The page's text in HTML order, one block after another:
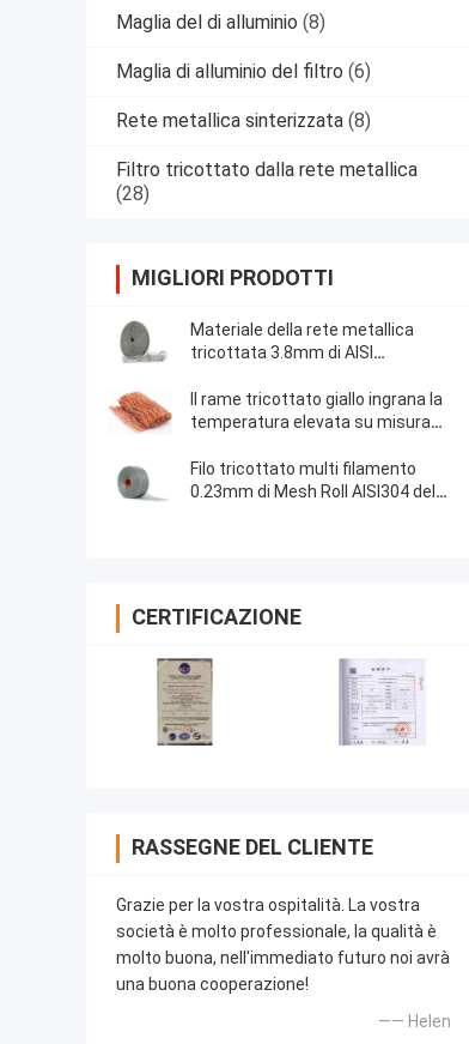
Maglia del di alluminio (8)
Maglia di alluminio del filtro (6)
Rete metallica sinterizzata (8)
Filtro tricottato dalla rete metallica
(28)
MIGLIORI PRODOTTI
Materiale della rete metallica
tricottata 3.8mm di AISI
Mesh Filter For U.S.A. liquido del
gas
Il rame tricottato giallo ingrana la
temperatura elevata su misura
filtro
Filo tricottato multi filamento
0.23mm di Mesh Roll AISI304 del
CERTIFICAZIONE
RASSEGNE DEL CLIENTE
Grazie per la vostra ospitalità. La vostra
società è molto professionale, la qualità è
molto buona, nell'immediato futuro noi avrà
una buona cooperazione!
—— Helen